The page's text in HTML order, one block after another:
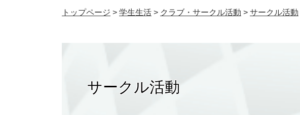
トップページ > 学生生活 > クラブ・サークル活動 > サークル活動
サークル活動